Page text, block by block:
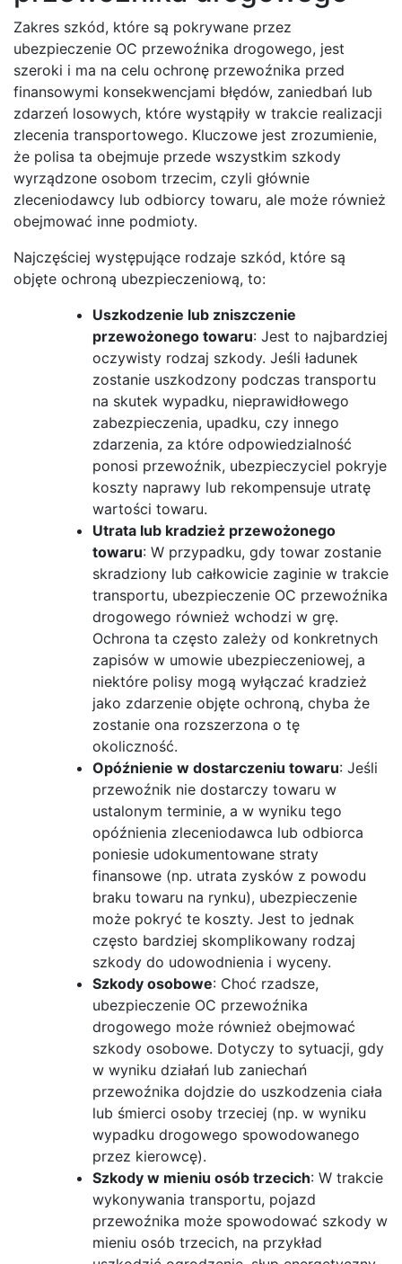
Zakres szkód, które są pokrywane przez
ubezpieczenie OC przewoźnika drogowego, jest
szeroki i ma na celu ochronę przewoźnika przed
finansowymi konsekwencjami błędów, zaniedbań lub
zdarzeń losowych, które wystąpiły w trakcie realizacji
zlecenia transportowego. Kluczowe jest zrozumienie,
że polisa ta obejmuje przede wszystkim szkody
wyrządzone osobom trzecim, czyli głównie
zleceniodawcy lub odbiorcy towaru, ale może również
obejmować inne podmioty.
Najczęściej występujące rodzaje szkód, które są
objęte ochroną ubezpieczeniową, to:
Uszkodzenie lub zniszczenie
przewożonego towaru: Jest to najbardziej
oczywisty rodzaj szkody. Jeśli ładunek
zostanie uszkodzony podczas transportu
na skutek wypadku, nieprawidłowego
zabezpieczenia, upadku, czy innego
zdarzenia, za które odpowiedzialność
ponosi przewoźnik, ubezpieczyciel pokryje
koszty naprawy lub rekompensuje utratę
wartości towaru.
Utrata lub kradzież przewożonego
towaru: W przypadku, gdy towar zostanie
skradziony lub całkowicie zaginie w trakcie
transportu, ubezpieczenie OC przewoźnika
drogowego również wchodzi w grę.
Ochrona ta często zależy od konkretnych
zapisów w umowie ubezpieczeniowej, a
niektóre polisy mogą wyłączać kradzież
jako zdarzenie objęte ochroną, chyba że
zostanie ona rozszerzona o tę
okoliczność.
Opóźnienie w dostarczeniu towaru: Jeśli
przewoźnik nie dostarczy towaru w
ustalonym terminie, a w wyniku tego
opóźnienia zleceniodawca lub odbiorca
poniesie udokumentowane straty
finansowe (np. utrata zysków z powodu
braku towaru na rynku), ubezpieczenie
może pokryć te koszty. Jest to jednak
często bardziej skomplikowany rodzaj
szkody do udowodnienia i wyceny.
Szkody osobowe: Choć rzadsze,
ubezpieczenie OC przewoźnika
drogowego może również obejmować
szkody osobowe. Dotyczy to sytuacji, gdy
w wyniku działań lub zaniechań
przewoźnika dojdzie do uszkodzenia ciała
lub śmierci osoby trzeciej (np. w wyniku
wypadku drogowego spowodowanego
przez kierowcę).
Szkody w mieniu osób trzecich: W trakcie
wykonywania transportu, pojazd
przewoźnika może spowodować szkody w
mieniu osób trzecich, na przykład